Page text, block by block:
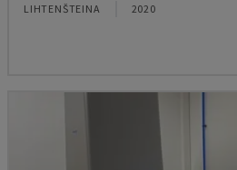
LIHTENŠTEINA 2020